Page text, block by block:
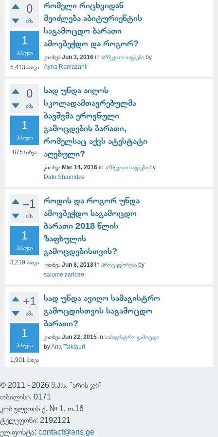
0
ხმა
1
პასუხი
5,413 ნახვა
რომელი რიცხვიდან
შეიძლება აბიტურიენტის
საგამოცდო ბარათი
ამოვბეჭდო და როგორ?
კითხვა Jun 3, 2016 in არჩევითი საგნები by
Ayna Ramazanli
0
ხმა
1
პასუხი
875 ნახვა
სად უნდა აიღოს
სკოლადამთავრებულმა
ბავშვმა ეროვნული
გამოცდების ბარათი,
რომელსაც აქვს ატესტატი
აღებული?
კითხვა Mar 14, 2016 in არჩევითი საგნები by
Dato Shainidze
–1
ხმა
1
პასუხი
3,219 ნახვა
როდის და როგორ უნდა
ამოვბეჭდო საგამოცდო
ბარათი 2018 წლის
ზაფხულის
გამოცდებისთვის?
კითხვა Jun 8, 2018 in პროცედურები by
salome zaridze
+1
ხმა
1
პასუხი
1,901 ნახვა
სად უნდა ავიღო სამაგისტრო
გამოცდისთვის საგამოცდო
ბარათი?
კითხვა Jun 22, 2015 in სამაგისტრო გამოცდა
byAna Tsiklauri
© 2011 - 2026 შ.პ.ს. "არის ჯი"
თბილისი, 0171
კობულეთის ქ. № 1, ო.16
ტელეფონი: 2192121
ელ.ფოსტა: contact@aris.ge